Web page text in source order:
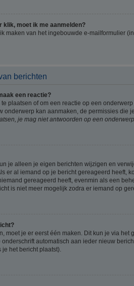
klik, moet ik me aanmelden?
maken van het ingebouwde e-mailformulier
berichten
een reactie?
plaatsen of om een reactie op een
onderwerp kan aanmaken, de permissies
je mag niet antwoorden op een
je alleen je eigen berichten wijzigen en
er al iemand op je bericht gereageerd
gereageerd heeft, evenmin als een
is niet meer mogelijk zodra er iemand op
moet je er eerst één maken. Dit kun je via
automatisch aan ieder nieuw
het bericht plaatst).